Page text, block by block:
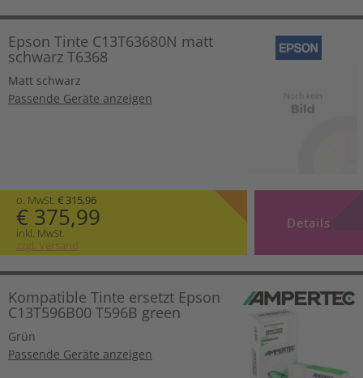
Epson Tinte C13T63680N matt
schwarz T6368
Matt schwarz
Passende Geräte anzeigen
o. MwSt. € 315,96
€ 375,99
inkl. MwSt.
zzgl. Versand
Details
Kompatible Tinte ersetzt Epson
C13T596B00 T596B green
Grün
Passende Geräte anzeigen